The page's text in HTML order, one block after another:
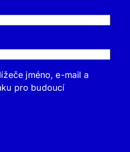
jméno, e-mail a
pro budoucí